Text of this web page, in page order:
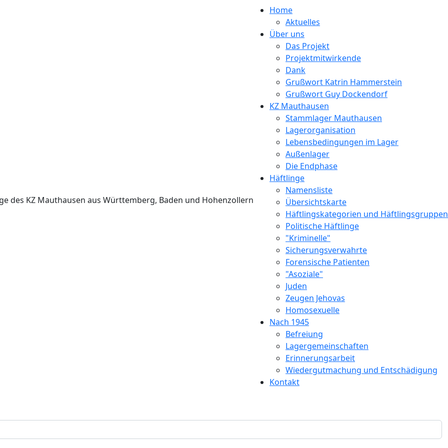
des KZ Mauthausen aus Württemberg, Baden und Hohenzollern
Home
Aktuelles
Über uns
Das Projekt
Projektmitwirkende
Dank
Grußwort Katrin Hammerstein
Grußwort Guy Dockendorf
KZ Mauthausen
Stammlager Mauthausen
Lagerorganisation
Lebensbedingungen im Lager
Außenlager
Die Endphase
Häftlinge
Namensliste
Übersichtskarte
Häftlingskategorien und Häftlingsgruppen
Politische Häftlinge
"Kriminelle"
Sicherungsverwahrte
Forensische Patienten
"Asoziale"
Juden
Zeugen Jehovas
Homosexuelle
Nach 1945
Befreiung
Lagergemeinschaften
Erinnerungsarbeit
Wiedergutmachung und Entschädigung
Kontakt